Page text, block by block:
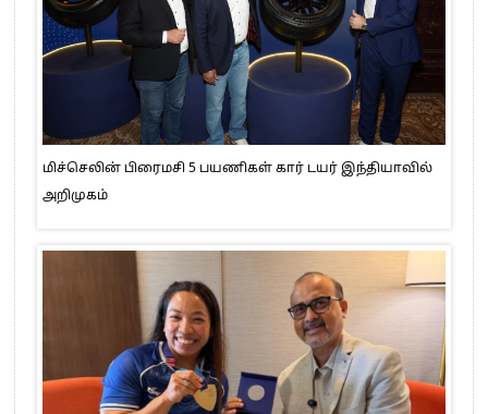
மிச்செலின் பிரைமசி 5 பயணிகள் கார் டயர் இந்தியாவில்
அறிமுகம்